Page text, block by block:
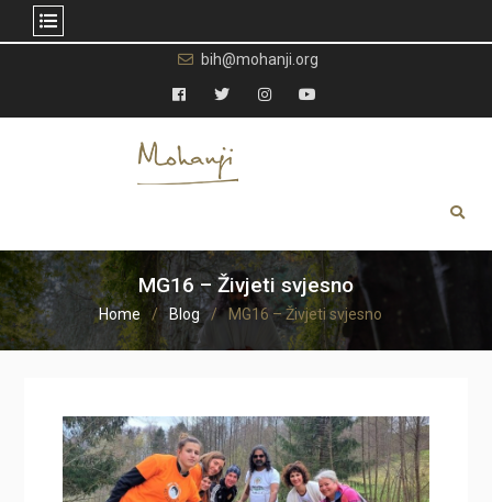
content
bih@mohanji.org
Facebook
TwitterInstagramYouTube
MG16 – Živjeti svjesno
Home Blog MG16 – Živjeti svjesno